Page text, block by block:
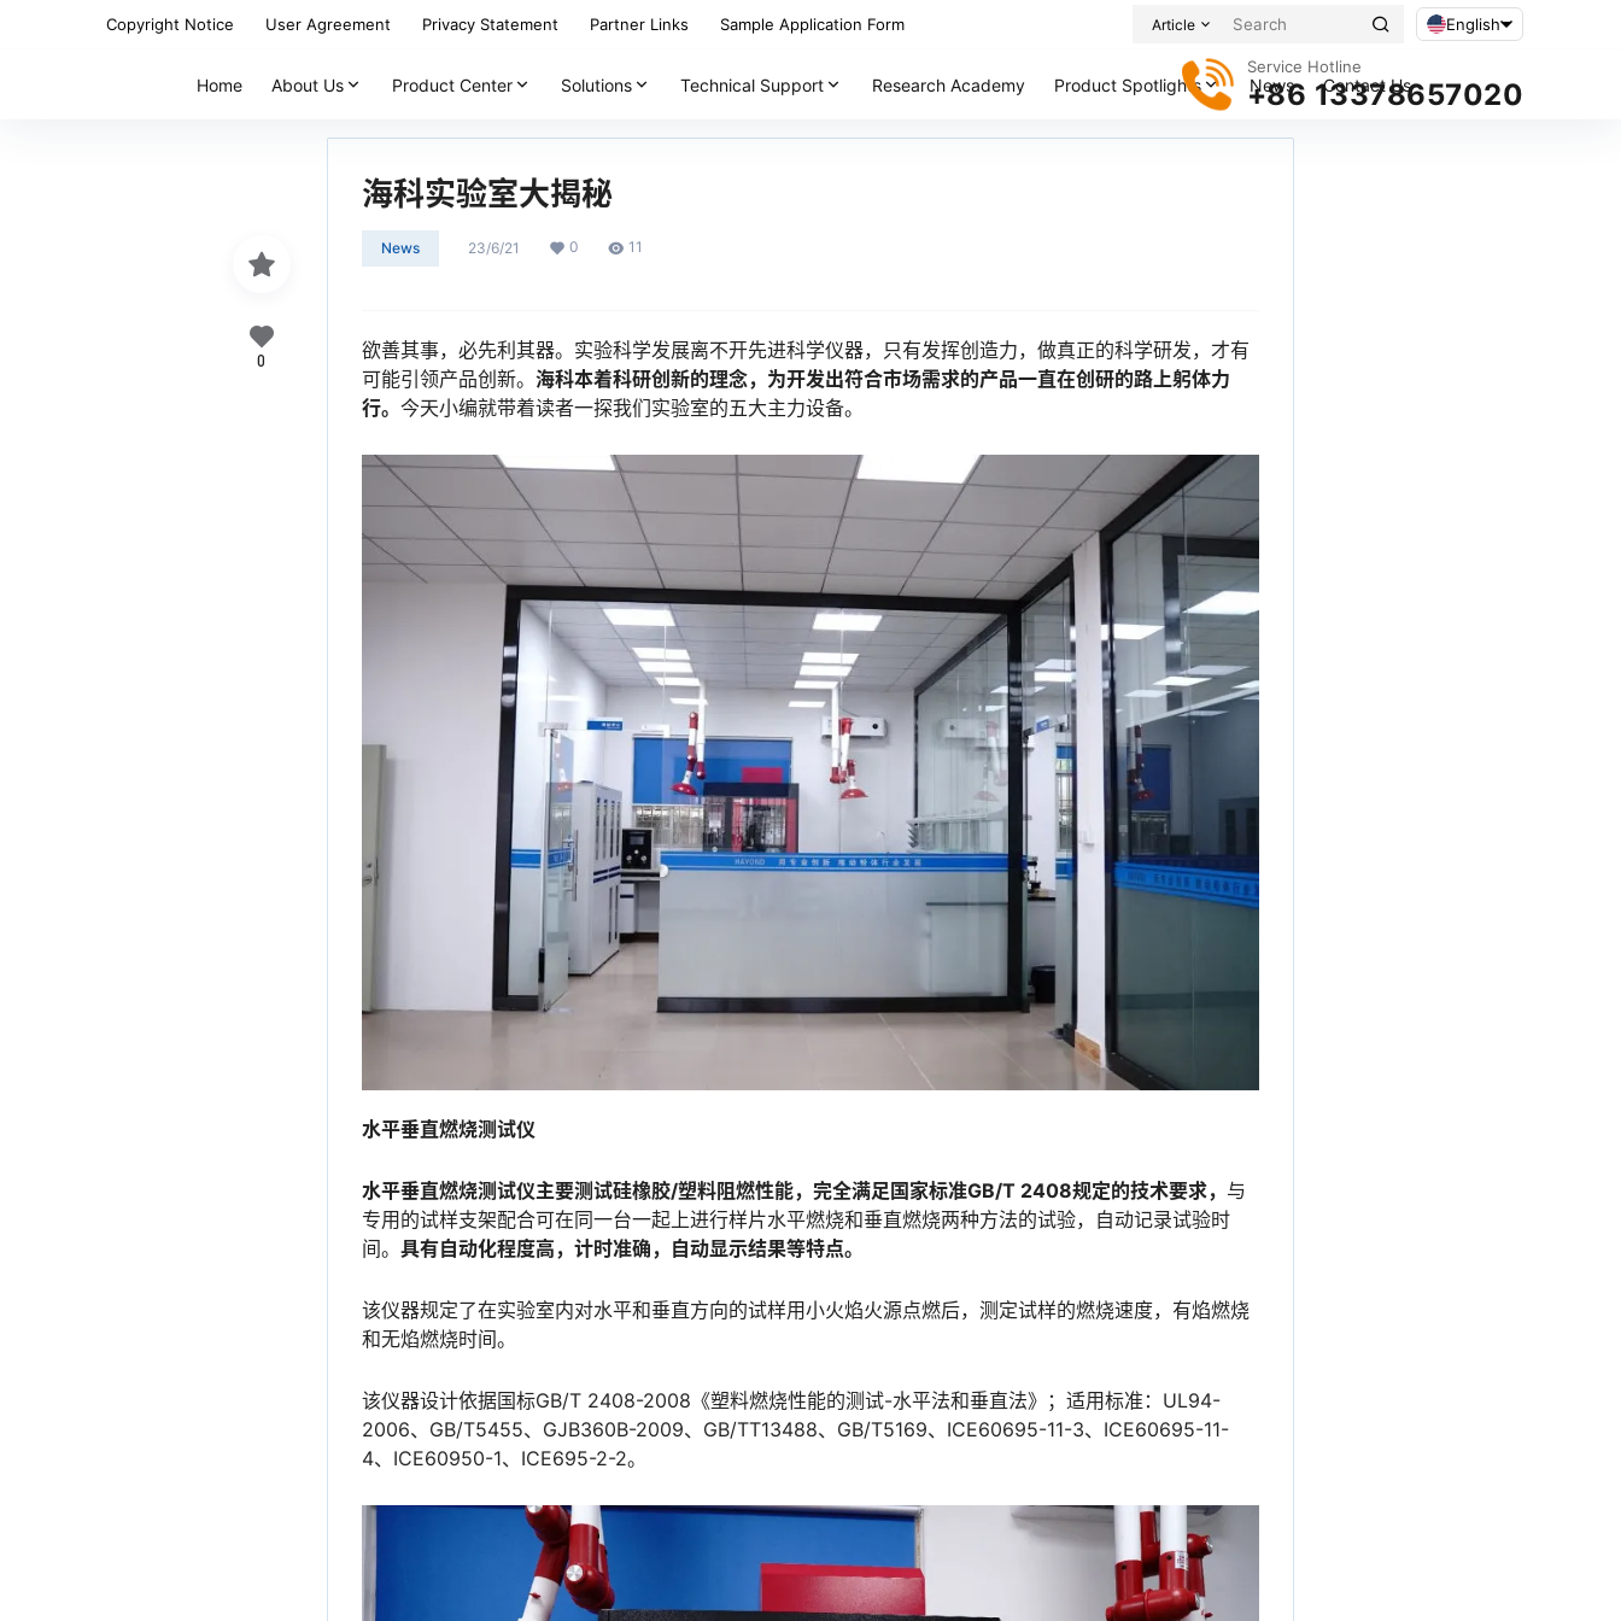
Copyright Notice User Agreement Privacy Statement Partner Links Sample Application Form Article English
Service Hotline
+86 13378657020
Home About Us Product Center Solutions Technical Support Research Academy Product Spotlights News Contact Us
海科实验室大揭秘
News 23/6/21 0 11
欲善其事，必先利其器。实验科学发展离不开先进科学仪器，只有发挥创造力，做真正的科学研发，才有
可能引领产品创新。 海科本着科研创新的理念，为开发出符合市场需求的产品一直在创研的路上躬体力
行。 今天小编就带着读者一探我们实验室的五大主力设备。
水平垂直燃烧测试仪
水平垂直燃烧测试仪主要测试硅橡胶/塑料阻燃性能，完全满足国家标准GB/T 2408规定的技术要求， 与
专用的试样支架配合可在同一台一起上进行样片水平燃烧和垂直燃烧两种方法的试验，自动记录试验时
间。 具有自动化程度高，计时准确，自动显示结果等特点。
该仪器规定了在实验室内对水平和垂直方向的试样用小火焰火源点燃后，测定试样的燃烧速度，有焰燃烧
和无焰燃烧时间。
该仪器设计依据国标GB/T 2408-2008《塑料燃烧性能的测试-水平法和垂直法》；适用标准：UL94-
2006、GB/T5455、GJB360B-2009、GB/TT13488、GB/T5169、ICE60695-11-3、ICE60695-11-
4、ICE60950-1、ICE695-2-2。
0